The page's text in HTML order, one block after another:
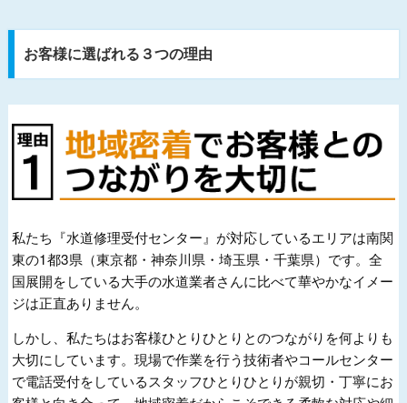
お客様に選ばれる３つの理由
私たち『水道修理受付センター』が対応しているエリアは南関
東の1都3県（東京都・神奈川県・埼玉県・千葉県）です。全
国展開をしている大手の水道業者さんに比べて華やかなイメー
ジは正直ありません。
しかし、私たちはお客様ひとりひとりとのつながりを何よりも
大切にしています。現場で作業を行う技術者やコールセンター
で電話受付をしているスタッフひとりひとりが親切・丁寧にお